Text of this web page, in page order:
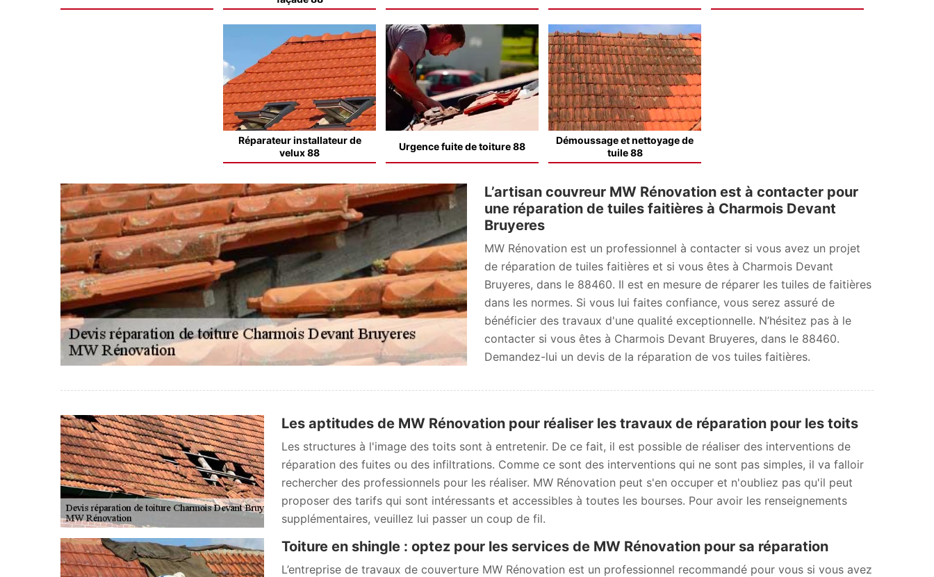
Réparateur installateur de
velux 88
Urgence fuite de toiture 88
Démoussage et nettoyage de
tuile 88
L’artisan couvreur MW Rénovation est à contacter pour
une réparation de tuiles faitières à Charmois Devant
Bruyeres
MW Rénovation est un professionnel à contacter si vous avez un projet
de réparation de tuiles faitières et si vous êtes à Charmois Devant
Bruyeres, dans le 88460. Il est en mesure de réparer les tuiles de faitières
dans les normes. Si vous lui faites confiance, vous serez assuré de
bénéficier des travaux d'une qualité exceptionnelle. N’hésitez pas à le
contacter si vous êtes à Charmois Devant Bruyeres, dans le 88460.
Demandez-lui un devis de la réparation de vos tuiles faitières.
Les aptitudes de MW Rénovation pour réaliser les travaux de réparation pour les toits
Les structures à l'image des toits sont à entretenir. De ce fait, il est possible de réaliser des interventions de
réparation des fuites ou des infiltrations. Comme ce sont des interventions qui ne sont pas simples, il va falloir
rechercher des professionnels pour les réaliser. MW Rénovation peut s'en occuper et n'oubliez pas qu'il peut
proposer des tarifs qui sont intéressants et accessibles à toutes les bourses. Pour avoir les renseignements
supplémentaires, veuillez lui passer un coup de fil.
Toiture en shingle : optez pour les services de MW Rénovation pour sa réparation
L’entreprise de travaux de couverture MW Rénovation est un professionnel recommandé pour vous si vous avez